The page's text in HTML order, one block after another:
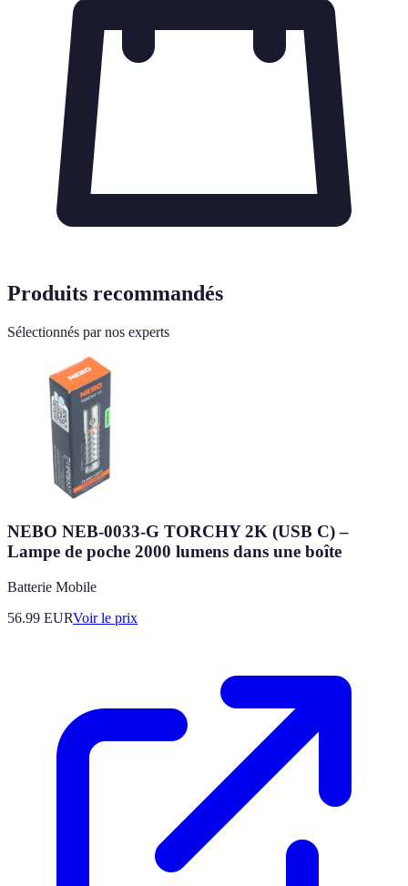
Produits recommandés
Sélectionnés par nos experts
NEBO NEB-0033-G TORCHY 2K (USB C) –
Lampe de poche 2000 lumens dans une boîte
Batterie Mobile
56.99 EURVoir le prix